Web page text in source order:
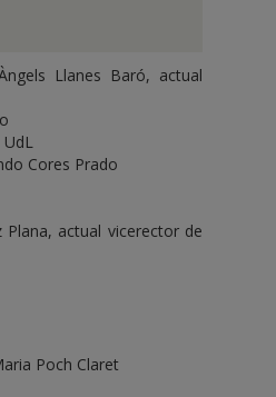
Llanes Baró, actual
UdL
Cores Prado
Plana, actual vicerector de
Poch Claret